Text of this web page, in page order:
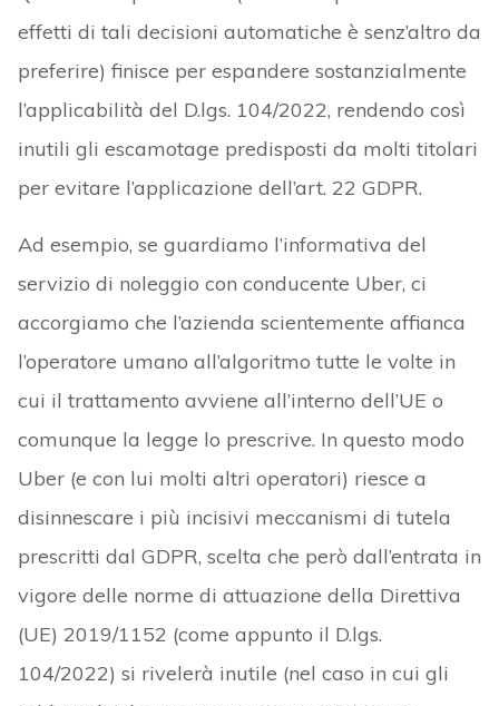
effetti di tali decisioni automatiche è senz’altro da
preferire) finisce per espandere sostanzialmente
l’applicabilità del D.lgs. 104/2022, rendendo così
inutili gli escamotage predisposti da molti titolari
per evitare l’applicazione dell’art. 22 GDPR.
Ad esempio, se guardiamo l’informativa del
servizio di noleggio con conducente Uber, ci
accorgiamo che l’azienda scientemente affianca
l’operatore umano all’algoritmo tutte le volte in
cui il trattamento avviene all’interno dell’UE o
comunque la legge lo prescrive. In questo modo
Uber (e con lui molti altri operatori) riesce a
disinnescare i più incisivi meccanismi di tutela
prescritti dal GDPR, scelta che però dall’entrata in
vigore delle norme di attuazione della Direttiva
(UE) 2019/1152 (come appunto il D.lgs.
104/2022) si rivelerà inutile (nel caso in cui gli